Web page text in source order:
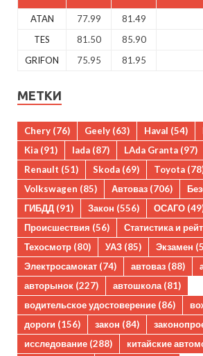
ATAN 77.99 81.49
TES
81.50 85.90
GRIFON
75.95 81.95
МЕТКИ
Chery (76) Geely (63) Haval (54)
Kia (91) lada (87) LAda Granta (97)
Renault (51) Skoda (69) Toyota
Volkswagen (85) Автоваз (706)
ГИБДД (91) Закон (556) ОСАГО
Происшествия (56) Статистика и
Техосмотр (80) УАЗ (85) Экзамен
Электросамокат (74) автоваз (88)
авторынок (227) автошкола(81)
водительское удостоверение (86)
дороги (156) закон (84)
исследование (288) китайские